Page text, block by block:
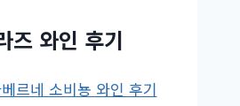
즈 와인 후기